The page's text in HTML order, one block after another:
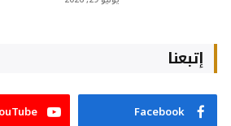
إتبعنا
Facebook